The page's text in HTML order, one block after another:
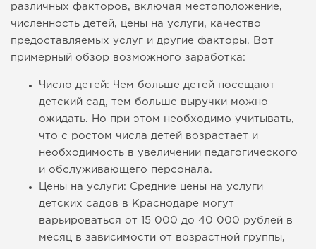
различных факторов, включая местоположение,
численность детей, цены на услуги, качество
предоставляемых услуг и другие факторы. Вот
примерный обзор возможного заработка:
Число детей: Чем больше детей посещают
детский сад, тем больше выручки можно
ожидать. Но при этом необходимо учитывать,
что с ростом числа детей возрастает и
необходимость в увеличении педагогического
и обслуживающего персонала.
Цены на услуги: Средние цены на услуги
детских садов в Краснодаре могут
варьироваться от 15 000 до 40 000 рублей в
месяц в зависимости от возрастной группы,